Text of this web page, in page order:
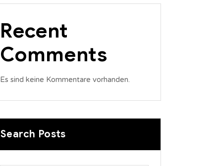
Recent
Comments
Es sind keine Kommentare vorhanden.
Search Posts